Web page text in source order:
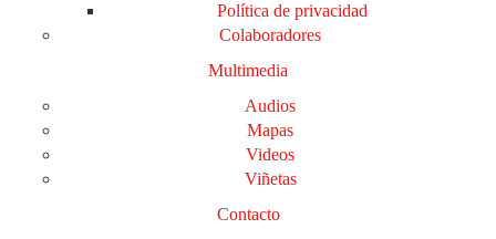
Política de privacidad
Colaboradores
Multimedia
Audios
Mapas
Videos
Viñetas
Contacto